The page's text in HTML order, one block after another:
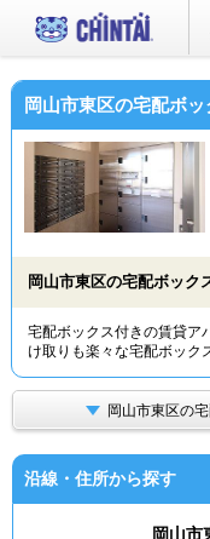
岡山市東区の宅配ボ
岡山市東区の宅配ボック
宅配ボックス付きの賃貸ア
け取りも楽々な宅配ボック
岡山市東区の
沿線・住所から探す
岡山市